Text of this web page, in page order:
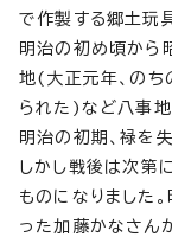
で作製する郷土玩
明治の初め頃から
地(大正元年、のち
られた)など八事地
明治の初期、禄を
しかし戦後は次第
ものになりました
った加藤かなさん